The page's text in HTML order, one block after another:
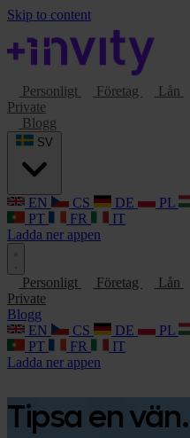
Skip to content
Personligt Företag Lån
Private
Blogg
EN CS DE PL
PT
FR
IT
Ladda ner appen
Personligt Företag Lån
Private
Blogg
EN
CS DE PL
PT
FR
IT
Ladda ner appen
Tipsa en